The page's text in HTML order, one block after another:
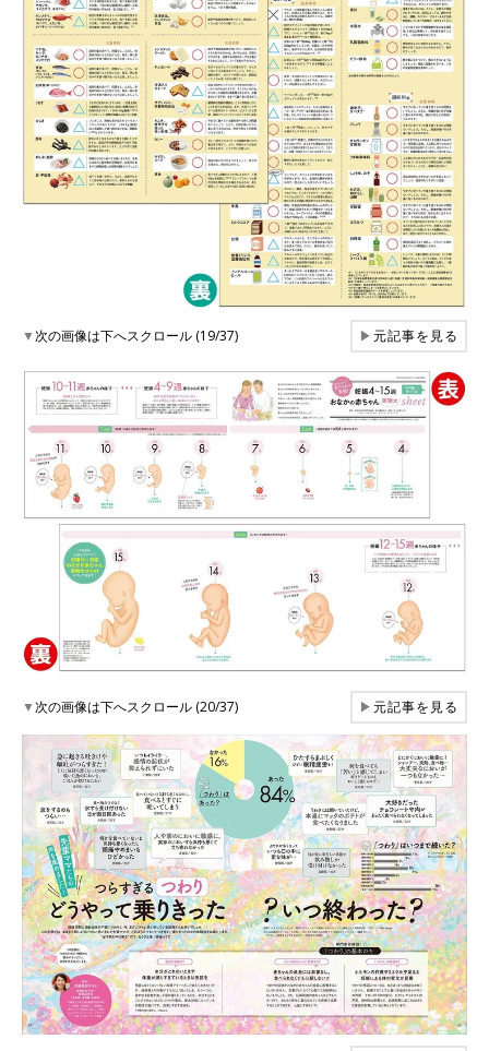
▼次の画像は下へスクロール (19/37) ▶元記事を見る
▼次の画像は下へスクロール (20/37) ▶元記事を見る